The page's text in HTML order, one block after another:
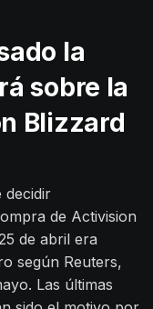
la
sobre la
Blizzard
decidir
de Activision
de abril era
según Reuters,
Las últimas